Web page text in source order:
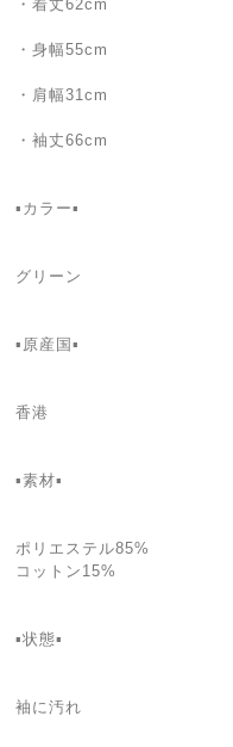
・着丈62cm
・身幅55cm
・肩幅31cm
・袖丈66cm
▪カラー▪
グリーン
▪原産国▪
香港
▪素材▪
ポリエステル85%
コットン15%
▪状態▪
袖に汚れ